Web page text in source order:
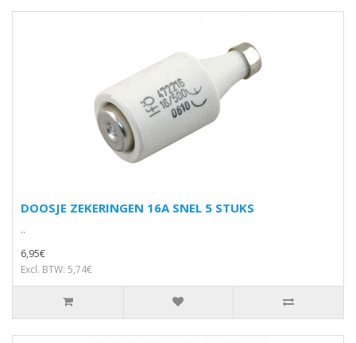
DOOSJE ZEKERINGEN 16A SNEL 5 STUKS
..
6,95€
Excl. BTW: 5,74€